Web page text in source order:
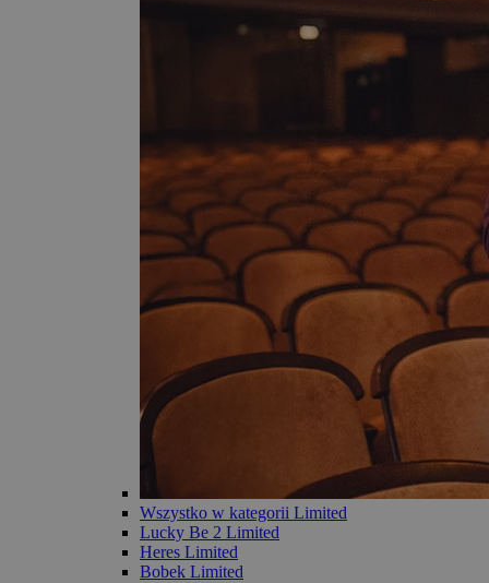
Wszystko w kategorii Limited
Lucky Be 2 Limited
Heres Limited
Bobek Limited